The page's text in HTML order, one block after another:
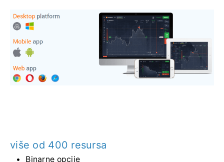
više od 400 resursa
Binarne opcije